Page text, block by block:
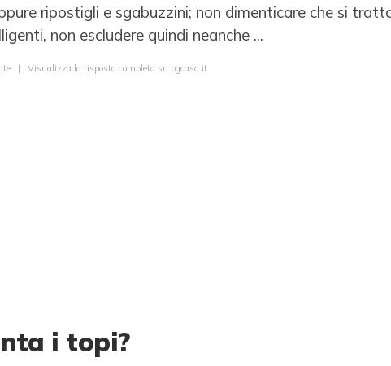
ripostigli e sgabuzzini; non dimenticare che si
non escludere quindi neanche ...
| Visualizza la risposta completa su pgcasa.it
i topi?